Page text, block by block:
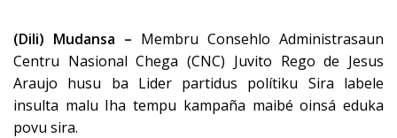
(Dili) Mudansa – Membru Consehlo Administrasaun
Centru Nasional Chega (CNC) Juvito Rego de Jesus
Araujo husu ba Lider partidus polítiku Sira labele
insulta malu Iha tempu kampaña maibé oinsá eduka
povu sira.